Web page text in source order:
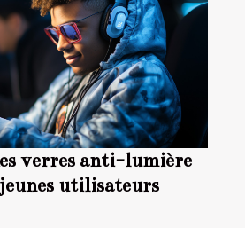
verres anti-lumière
utilisateurs